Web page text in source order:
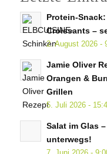
Protein-
Croissants –
2. August 2026 -
Jamie Oliver
Orangen &
Grillen
5. Juli 2026 -
Salat im Glas
unterwegs!